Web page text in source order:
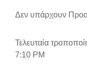
Δεν υπάρχουν
Τελευταία
7:10 PM